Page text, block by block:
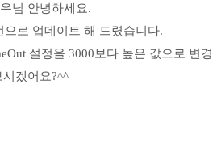
님 안녕하세요.
으로 업데이트 해 드렸습니다.
설정을 3000보다 높은 값으로 변경
겠어요?^^